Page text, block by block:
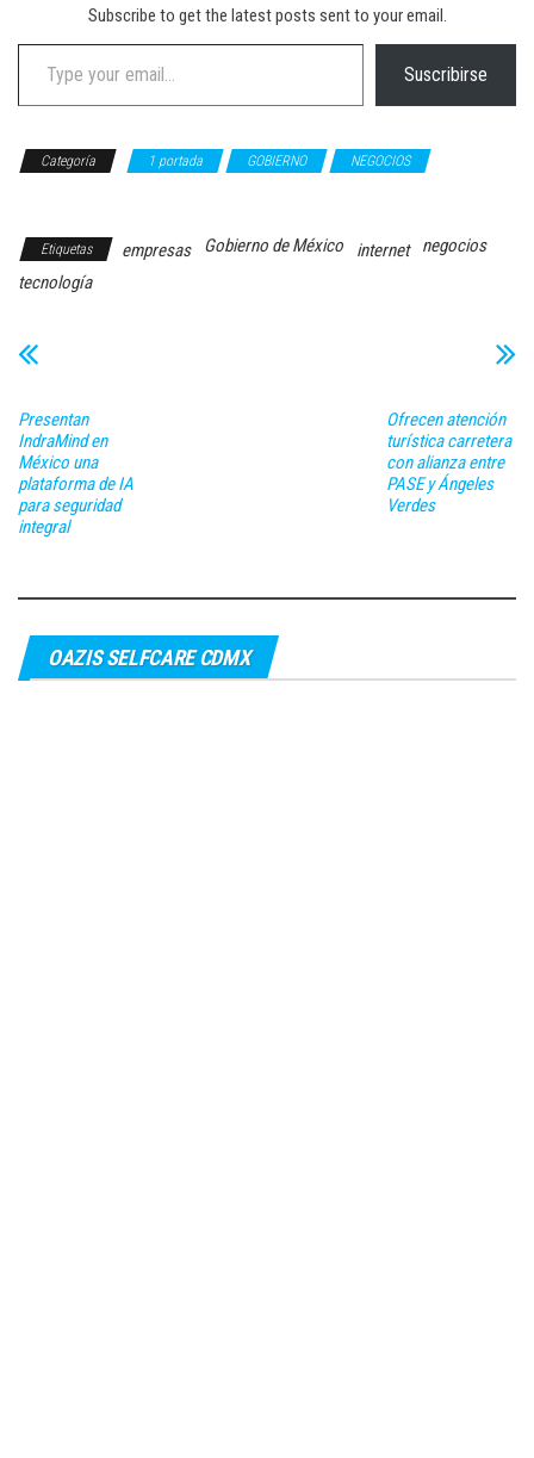
Subscribe to get the latest posts sent to your email.
Type your email…
Suscribirse
Categoría 1 portada GOBIERNO
NEGOCIOS
Etiquetas empresas Gobierno de México internet
negocios
tecnología
Presentan
IndraMind en
México una
plataforma de IA
para seguridad
integral
Ofrecen atención
turística carretera
con alianza entre
PASE y Ángeles
Verdes
OAZIS SELFCARE CDMX